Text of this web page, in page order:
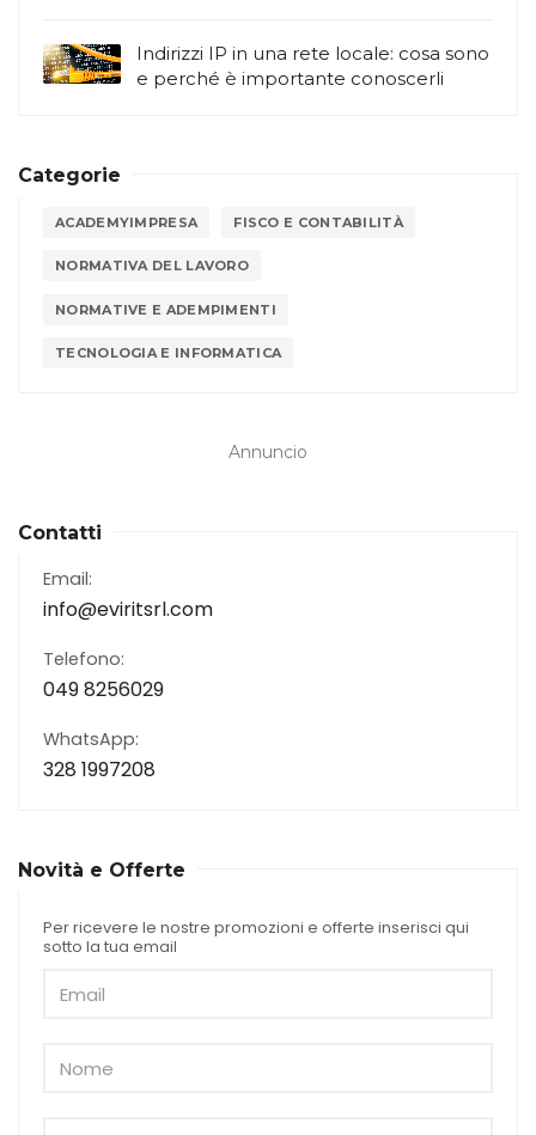
Indirizzi IP in una rete locale: cosa sono
e perché è importante conoscerli
Categorie
ACADEMYIMPRESA FISCO E CONTABILITÀ
NORMATIVA DEL LAVORO
NORMATIVE E ADEMPIMENTI
TECNOLOGIA E INFORMATICA
Annuncio
Contatti
Email:
info@eviritsrl.com
Telefono:
049 8256029
WhatsApp:
328 1997208
Novità e Offerte
Per ricevere le nostre promozioni e offerte inserisci qui
sotto la tua email